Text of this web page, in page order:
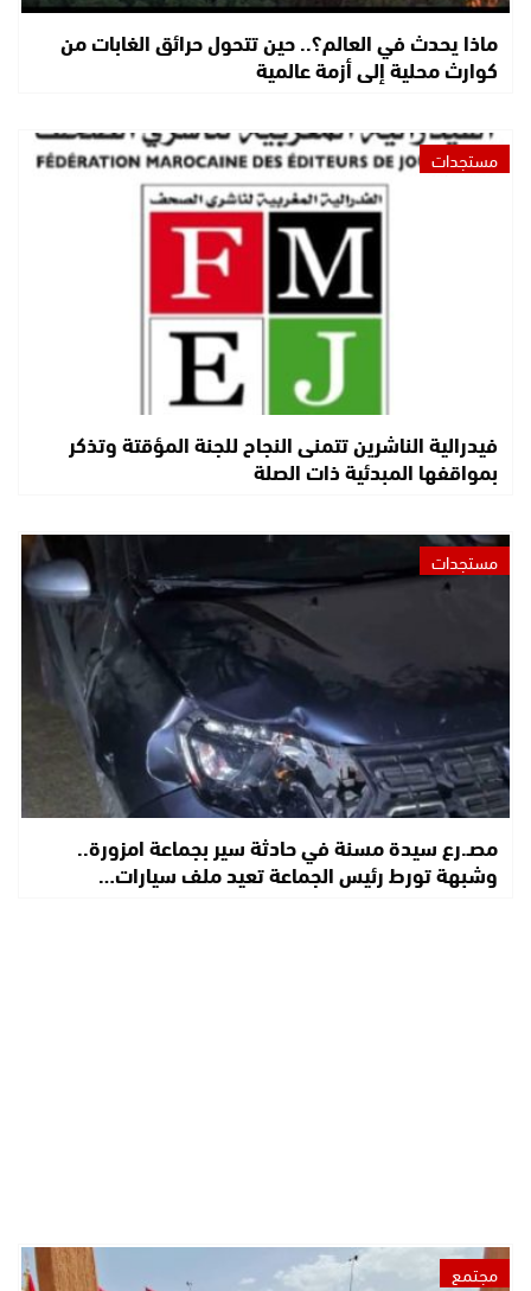
ماذا يحدث في العالم؟.. حين تتحول حرائق الغابات من
كوارث محلية إلى أزمة عالمية
مستجدات
فيدرالية الناشرين تتمنى النجاح للجنة المؤقتة وتذكر
بمواقفها المبدئية ذات الصلة
مستجدات
مصـ.رع سيدة مسنة في حادثة سير بجماعة امزورة..
وشبهة تورط رئيس الجماعة تعيد ملف سيارات…
مجتمع